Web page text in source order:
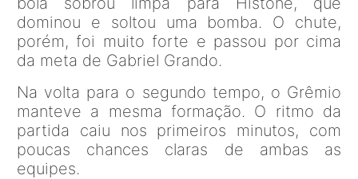
dominou e soltou uma bomba. O chute,
porém, foi muito forte e passou por cima
da meta de Gabriel Grando.
Na volta para o segundo tempo, o Grêmio
manteve a mesma formação. O ritmo da
partida caiu nos primeiros minutos, com
poucas chances claras de ambas as
equipes.